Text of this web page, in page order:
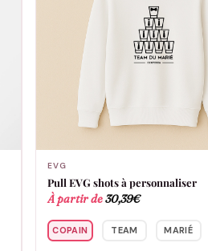
EVG
Pull EVG shots à personnaliser
À partir de30,39€
COPAIN TEAM MARIÉ